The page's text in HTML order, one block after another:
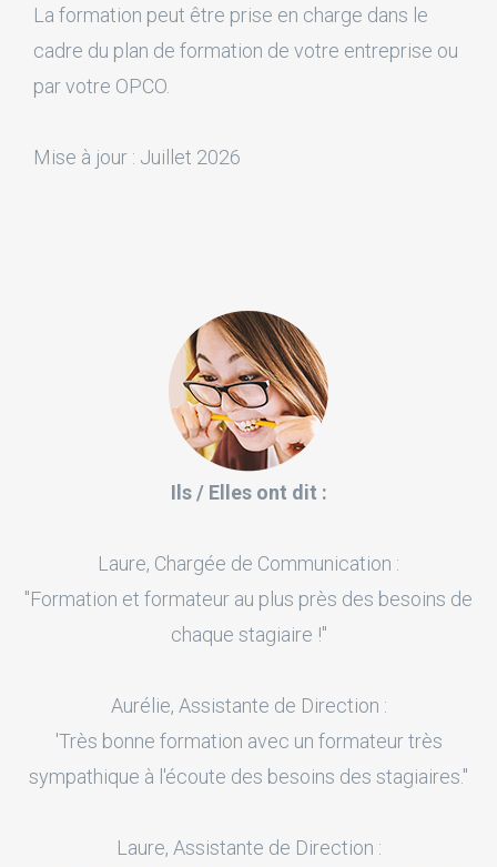
La formation peut être prise en charge dans le
cadre du plan de formation de votre entreprise ou
par votre OPCO.
Mise à jour : Juillet 2026
Ils / Elles ont dit :
Laure, Chargée de Communication :
"Formation et formateur au plus près des besoins de
chaque stagiaire !"
Aurélie, Assistante de Direction :
'Très bonne formation avec un formateur très
sympathique à l'écoute des besoins des stagiaires."
Laure, Assistante de Direction :